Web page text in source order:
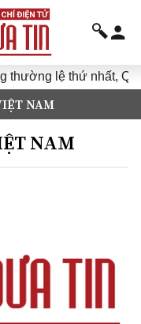
thường lệ thứ nhất,
NAM
NAM